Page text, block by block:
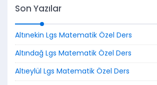
Son Yazılar
Altınekin Lgs Matematik Özel Ders
Altındağ Lgs Matematik Özel Ders
Altıeylül Lgs Matematik Özel Ders